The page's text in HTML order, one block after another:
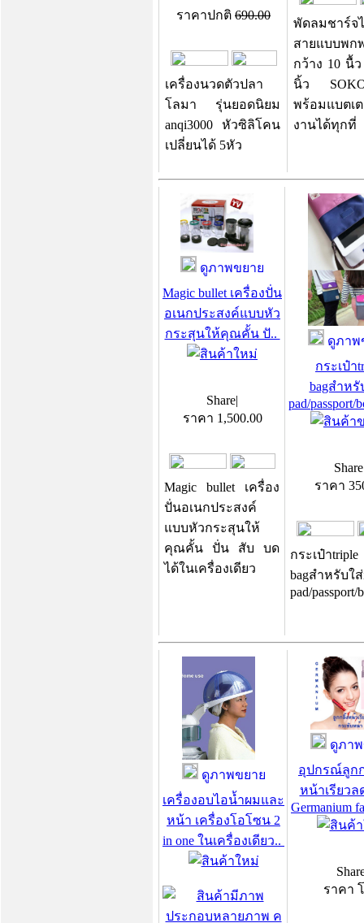
ราคาปกติ 690.00
เครื่องนวดตัวปลา
โลมา รุ่นยอดนิยม
anqi3000 หัวซิลิโคน
เปลี่ยนได้ 5หัว
พัดลมชาร์จ
สายแบบพก
กว้าง 10 นื้
นิ้ว
พร้อมแบตเ
งานได้ทุกที่
ดูภาพขยาย
Magic bullet เครื่องปั่น
อเนกประสงค์แบบหัว
กระสุนให้คุณคั้น ปั..
Share|
ราคา 1,500.00
Magic bullet เครื่อง
ปั่นอเนกประสงค์
แบบหัวกระสุนให้
คุณคั้น ปั่น สับ บด
ได้ในเครื่องเดียว
ดูภาพ
กระเป๋า
bagสำหรั
pad/passport/
Share
ราคา
กระเป๋าtriple
bagสำหรับใ
pad/passport/
ดูภาพขยาย
เครื่องอบไอน้ำผมและ
หน้า เครื่องโอโซน 2
in one ในเครื่องเดียว..
ดูภา
อุปกรณ์ลูก
หน้าเรียวล
Germanium
ราคา